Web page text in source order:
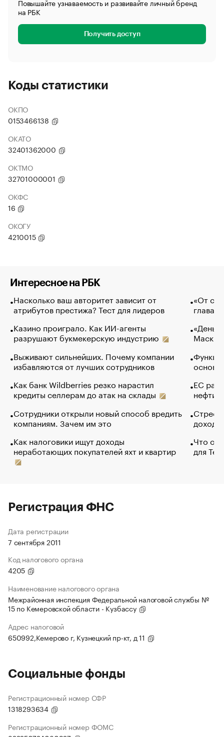
Повышайте узнаваемость и развивайте личный бренд
на РБК
Получить доступ
Коды статистики
ОКПО
0153466138
ОКАТО
32401362000
ОКТМО
32701000001
ОКФС
16
ОКОГУ
4210015
Интересное на РБК
Насколько ваш авторитет зависит от
атрибутов престижа? Тест для лидеров
Казино проиграло. Как ИИ-агенты
разрушают букмекерскую индустрию
Выживают сильнейших. Почему компании
избавляются от лучших сотрудников
Как банк Wildberries резко нарастил
кредиты селлерам до атак на склады
Сотрудники открыли новый способ вредить
компаниям. Зачем им это
Как налоговики ищут доходы
неработающих покупателей яхт и квартир
«От
глава
Маск в
основ
ЕС
нефти
Что
для
Регистрация ФНС
Дата регистрации
7 сентября 2011
Код налогового органа
4205
Наименование налогового органа
Межрайонная инспекция Федеральной налоговой службы №
15 по Кемеровской области - Кузбассу
Адрес налоговой
650992,Кемерово г, Кузнецкий пр-кт, д 11
Социальные фонды
Регистрационный номер СФР
1318293634
Регистрационный номер ФОМС